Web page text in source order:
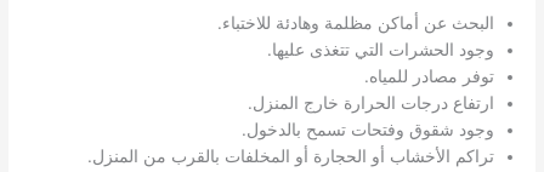
البحث عن أماكن مظلمة وهادئة للاختباء.
وجود الحشرات التي تتغذى عليها.
توفر مصادر للمياه.
ارتفاع درجات الحرارة خارج المنزل.
وجود شقوق وفتحات تسمح بالدخول.
تراكم الأخشاب أو الحجارة أو المخلفات بالقرب من المنزل.